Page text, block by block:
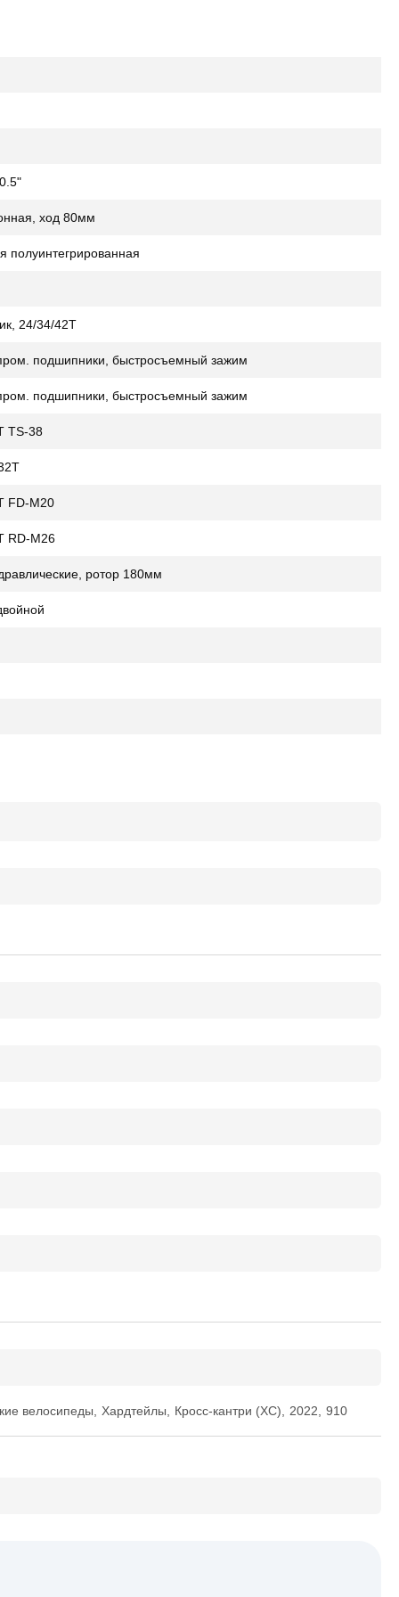
ход 80мм
полуинтегрированная
24/34/42Т
подшипники, быстросъемный зажим
подшипники, быстросъемный зажим
TS-38
FD-M20
RD-M26
ротор 180мм
велосипеды Хардтейлы Кросс-кантри (XC) 2022 910